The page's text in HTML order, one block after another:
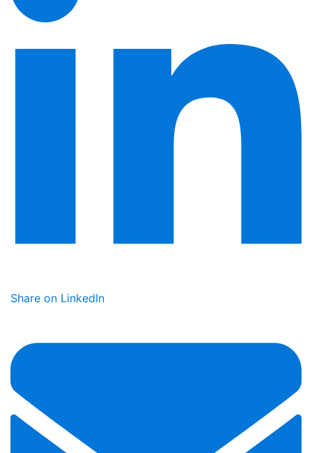
Share on LinkedIn